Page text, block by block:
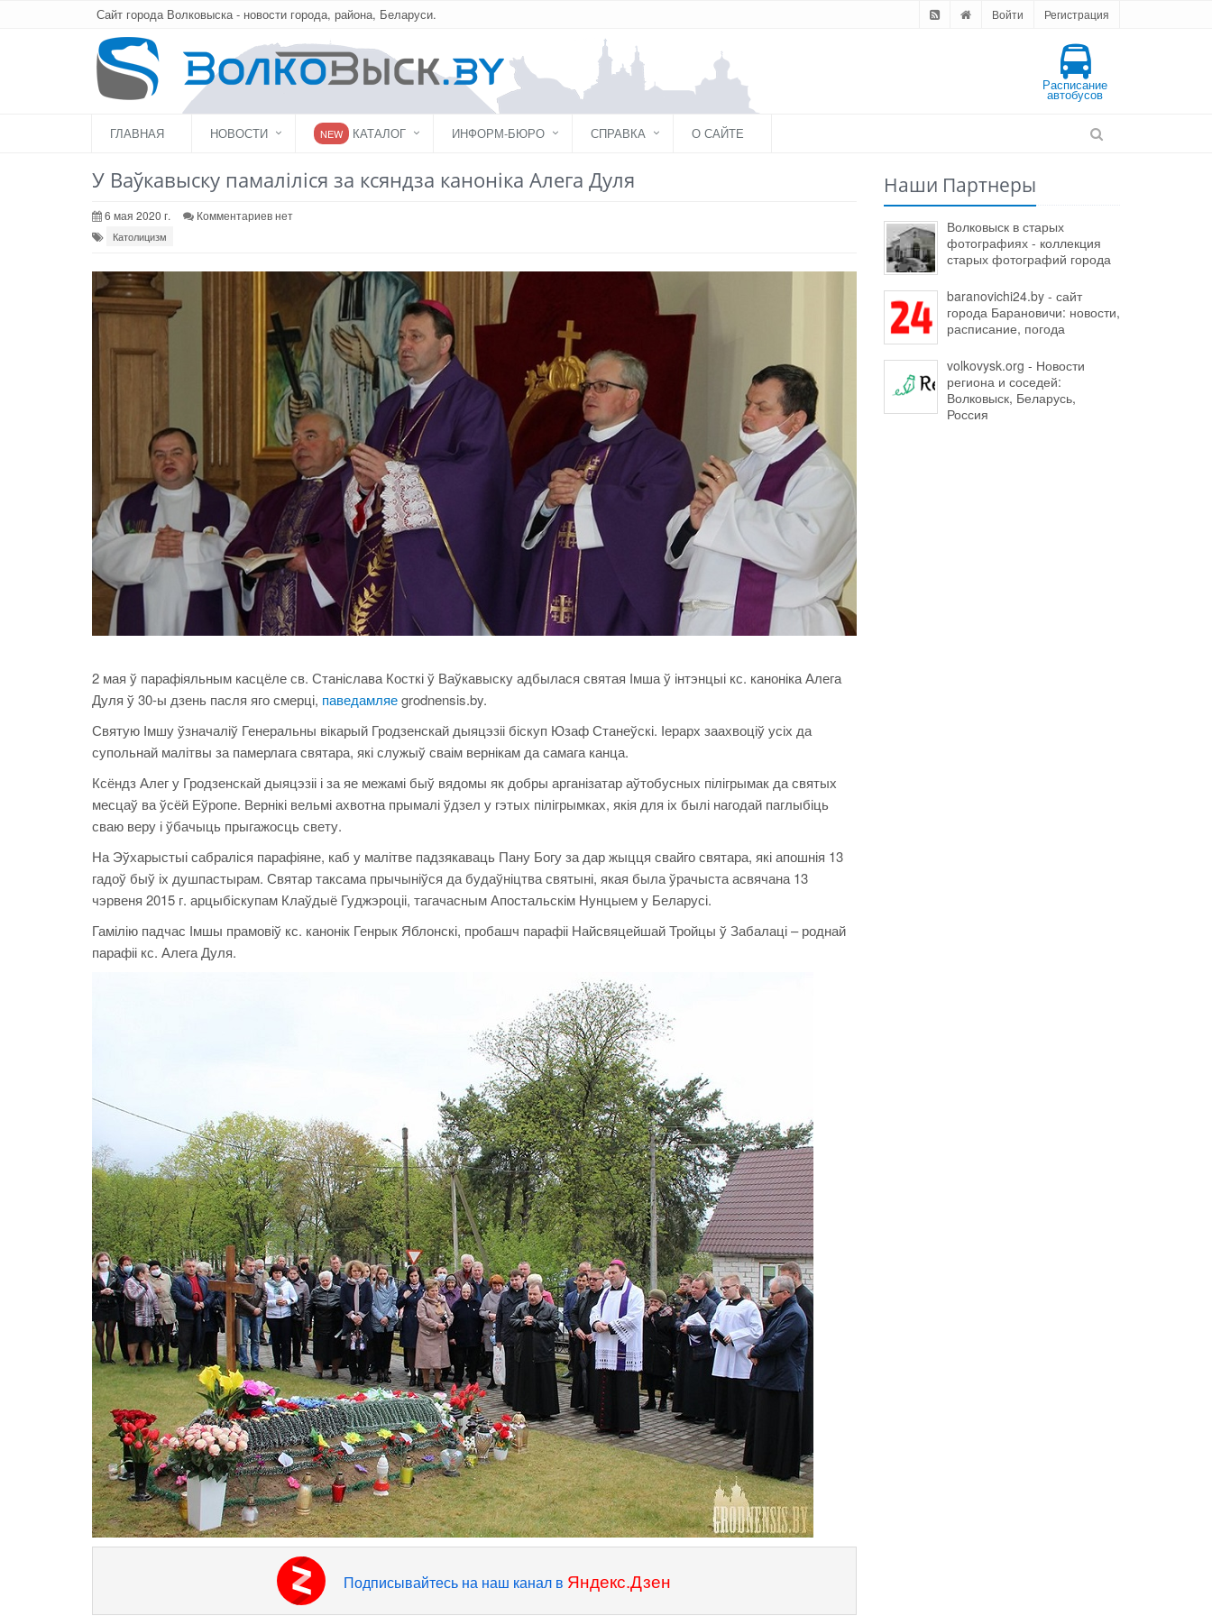
Сайт города Волковыска - новости города, района, Беларуси. Войти Регистрация
Расписание
автобусов
ГЛАВНАЯ НОВОСТИ NEW КАТАЛОГ ИНФОРМ-БЮРО СПРАВКА О САЙТЕ
У Ваўкавыску памаліліся за ксяндза каноніка Алега Дуля
6 мая 2020 г. Комментариев нет
Католицизм
2 мая ў парафіяльным касцёле св. Станіслава Косткі ў Ваўкавыску адбылася святая Імша ў інтэнцыі кс. каноніка Алега
Дуля ў 30-ы дзень пасля яго смерці, паведамляеgrodnensis.by.
Святую Імшу ўзначаліў Генеральны вікарый Гродзенскай дыяцэзіі біскуп Юзаф Станеўскі. Іерарх заахвоціў усіх да
супольнай малітвы за памерлага святара, які служыў сваім вернікам да самага канца.
Ксёндз Алег у Гродзенскай дыяцэзіі і за яе межамі быў вядомы як добры арганізатар аўтобусных пілігрымак да святых
месцаў ва ўсёй Еўропе. Вернікі вельмі ахвотна прымалі ўдзел у гэтых пілігрымках, якія для іх былі нагодай паглыбіць
сваю веру і ўбачыць прыгажосць свету.
На Эўхарыстыі сабраліся парафіяне, каб у малітве падзякаваць Пану Богу за дар жыцця свайго святара, які апошнія 13
гадоў быў іх душпастырам. Святар таксама прычыніўся да будаўніцтва святыні, якая была ўрачыста асвячана 13
чэрвеня 2015 г. арцыбіскупам Клаўдыё Гуджэроціі, тагачасным Апостальскім Нунцыем у Беларусі.
Гамілію падчас Імшы прамовіў кс. канонік Генрык Яблонскі, пробашч парафіі Найсвяцейшай Тройцы ў Забалаці – роднай
парафіі кс. Алега Дуля.
Подписывайтесь на наш канал в Яндекс.Дзен
Наши Партнеры
Волковыск в старых
фотографиях - коллекция
старых фотографий города
baranovichi24.by - сайт
города Барановичи: новости,
расписание, погода
volkovysk.org - Новости
региона и соседей:
Волковыск, Беларусь,
Россия